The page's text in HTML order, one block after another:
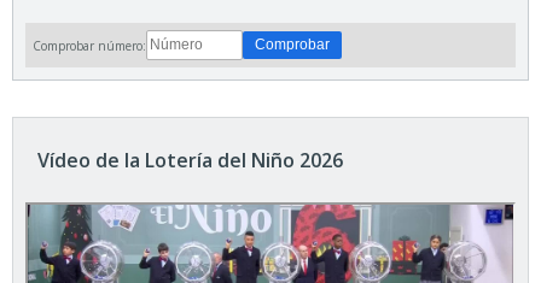
Comprobar número:
Vídeo de la Lotería del Niño 2026